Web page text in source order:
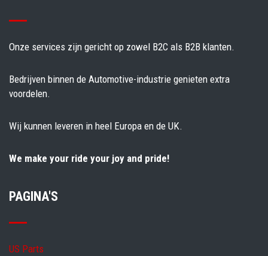
Onze services zijn gericht op zowel B2C als B2B klanten.
Bedrijven binnen de Automotive-industrie genieten extra
voordelen.
Wij kunnen leveren in heel Europa en de UK.
We make your ride your joy and pride!
PAGINA'S
US Parts